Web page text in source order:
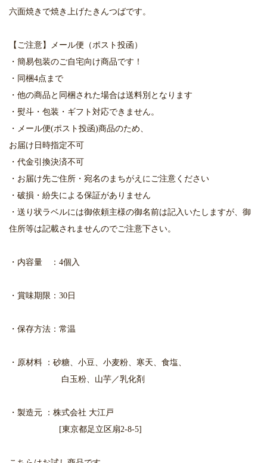
六面焼きで焼き上げたきんつばです。
【ご注意】メール便（ポスト投函）
・簡易包装のご自宅向け商品です！
・同梱4点まで
・他の商品と同梱された場合は送料別となります
・熨斗・包装・ギフト対応できません。
・メール便(ポスト投函)商品のため、
お届け日時指定不可
・代金引換決済不可
・お届け先ご住所・宛名のまちがえにご注意ください
・破損・紛失による保証がありません
・送り状ラベルには御依頼主様の御名前は記入いたしますが、御
住所等は記載されませんのでご注意下さい。
・内容量 ：4個入
・賞味期限：30日
・保存方法：常温
・原材料 ：砂糖、小豆、小麦粉、寒天、食塩、
白玉粉、山芋／乳化剤
・製造元 ：株式会社 大江戸
[東京都足立区扇2-8-5]